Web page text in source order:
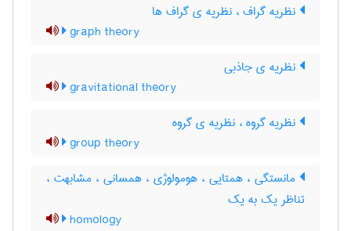
نظریه گراف ، نظریه ی گراف ها
graph theory
نظریه ی جاذبی
gravitational theory
نظریه گروه ، نظریه ی گروه
group theory
مانستگی ، همتایی ، هومولوژی ، همسانی ، مشابهت ،
تناظر یک به یک
homology